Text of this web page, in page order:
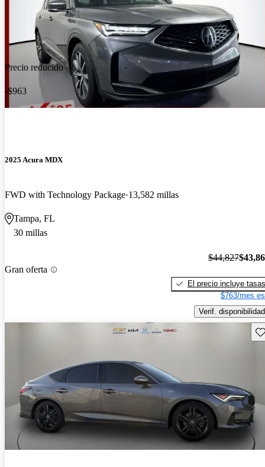
Precio reducido
-$963
2025 Acura MDX
FWD with Technology Package 13,582 millas
Tampa, FL
30 millas
Gran oferta
$44,827
El precio incluye tasas
$763/mes
Verif. disponibilidad